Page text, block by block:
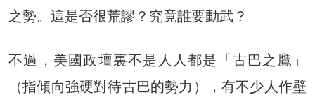
之勢。這是否很荒謬？究竟誰要動武？
不過，美國政壇裏不是人人都是「古巴之鷹」
（指傾向強硬對待古巴的勢力），有不少人作壁